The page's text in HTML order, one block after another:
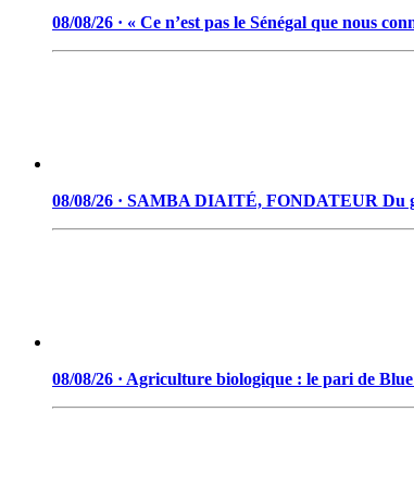
08/08/26 · « Ce n’est pas le Sénégal que nous
08/08/26 · SAMBA DIAITÉ, FONDATEUR Du
08/08/26 · Agriculture biologique : le pari de